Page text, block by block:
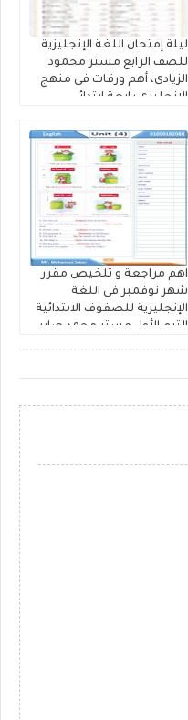
ليلة إمتحان اللغة الإنجليزية
للصف الرابع مستر محمود
الزيادى، أهم ورقات فى منهج
الانجليزى رابعة ابتدائي
اهم مراجعة و تلخيص مقرر
شهر نوفمبر فى اللغة
الإنجليزية للصفوف الابتدائية
الترم الأول مستر محمد صابر